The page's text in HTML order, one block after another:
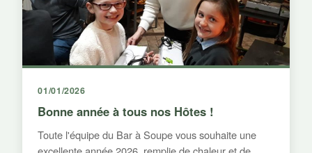
01/01/2026
Bonne année à tous nos Hôtes !
Toute l'équipe du Bar à Soupe vous souhaite une